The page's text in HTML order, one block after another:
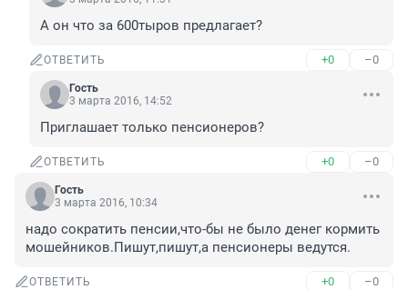
А он что за 600тыров предлагает?
ОТВЕТИТЬ +0 –0
Гость
3 марта 2016, 14:52
Приглашает только пенсионеров?
ОТВЕТИТЬ +0 –0
Гость
3 марта 2016, 10:34
надо сократить пенсии,что-бы не было денег кормить
мошейников.Пишут,пишут,а пенсионеры ведутся.
ОТВЕТИТЬ +0 –0